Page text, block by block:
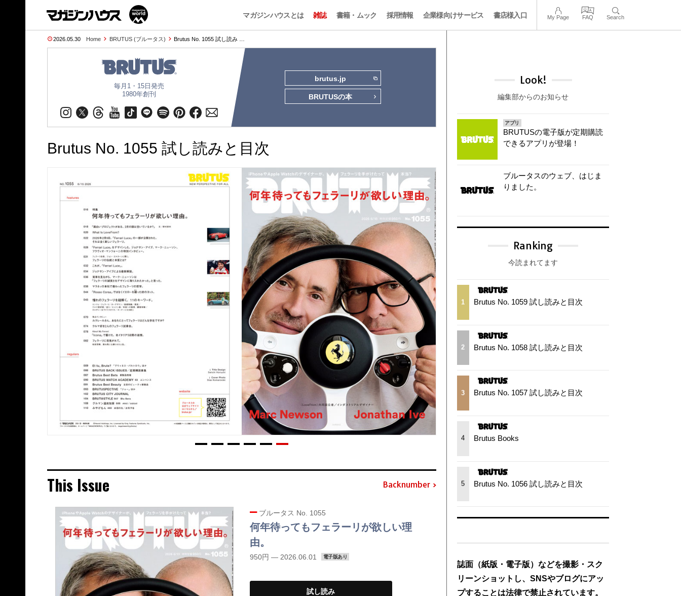
マガジンハウスとは 雑誌 書籍・ムック 採用情報 企業様向けサービス 書店様入口 My Page FAQ Search
2026.05.30 Home BRUTUS (ブルータス) Brutus No. 1055 試し読み …
毎月1・15日発売
1980年創刊
brutus.jp
BRUTUSの本
Brutus No. 1055 試し読みと目次
This Issue Backnumber
ブルータス No. 1055
何年待ってもフェラーリが欲しい理
由。
950円 — 2026.06.01 電子版あり
試し読み
Look!
編集部からのお知らせ
アプリ
BRUTUSの電子版が定期購読
できるアプリが登場！
ブルータスのウェブ、はじま
りました。
Ranking
今読まれてます
1 Brutus No. 1059 試し読みと目次
2 Brutus No. 1058 試し読みと目次
3 Brutus No. 1057 試し読みと目次
4 Brutus Books
5 Brutus No. 1056 試し読みと目次
誌面（紙版・電子版）などを撮影・スク
リーンショットし、SNSやブログにアッ
プすることは法律で禁止されています。